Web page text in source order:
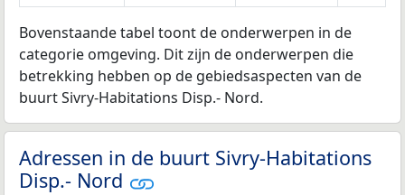
Bovenstaande tabel toont de onderwerpen in de
categorie omgeving. Dit zijn de onderwerpen die
betrekking hebben op de gebiedsaspecten van de
buurt Sivry-Habitations Disp.- Nord.
Adressen in de buurt Sivry-Habitations
Disp.- Nord